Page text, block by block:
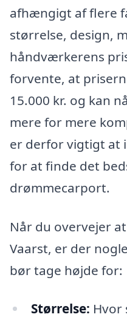
afhængigt af flere
størrelse, design,
håndværkerens
forvente, at
15.000 kr. og kan
mere for mere
er derfor vigtigt at
for at finde det
drømmecarport.
Når du overvejer
Vaarst, er der
bør tage højde for:
Størrelse: Hvor